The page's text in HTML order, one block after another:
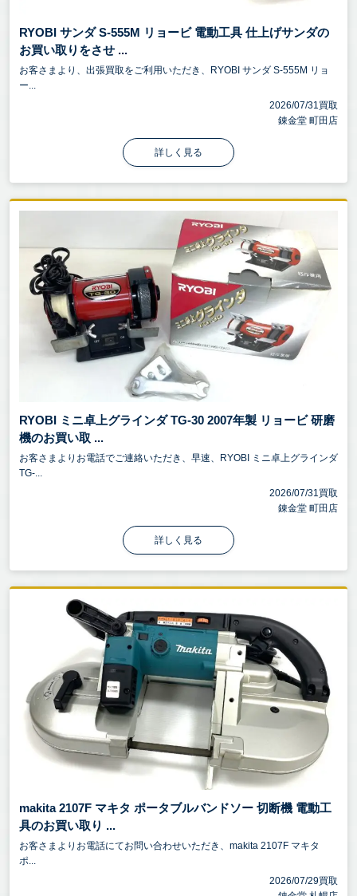
RYOBI サンダ S-555M リョービ 電動工具 仕上げサンダの
お買い取りをさせ ...
お客さまより、出張買取をご利用いただき、RYOBI サンダ S-555M リョ
ー...
2026/07/31買取
錬金堂 町田店
詳しく見る
RYOBI ミニ卓上グラインダ TG-30 2007年製 リョービ 研磨
機のお買い取 ...
お客さまよりお電話でご連絡いただき、早速、RYOBI ミニ卓上グラインダ
TG-...
2026/07/31買取
錬金堂 町田店
詳しく見る
makita 2107F マキタ ポータブルバンドソー 切断機 電動工
具のお買い取り ...
お客さまよりお電話にてお問い合わせいただき、makita 2107F マキタ
ポ...
2026/07/29買取